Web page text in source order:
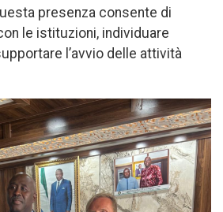
presenza consente di
le istituzioni, individuare
l’avvio delle attività